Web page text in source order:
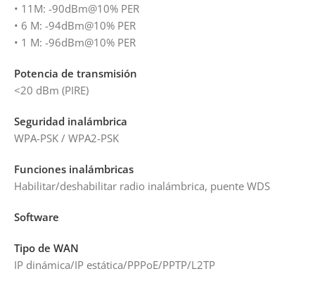
• 11M: -90dBm@10% PER
• 6 M: -94dBm@10% PER
• 1 M: -96dBm@10% PER
Potencia de transmisión
<20 dBm (PIRE)
Seguridad inalámbrica
WPA-PSK / WPA2-PSK
Funciones inalámbricas
Habilitar/deshabilitar radio inalámbrica, puente WDS
Software
Tipo de WAN
IP dinámica/IP estática/PPPoE/PPTP/L2TP